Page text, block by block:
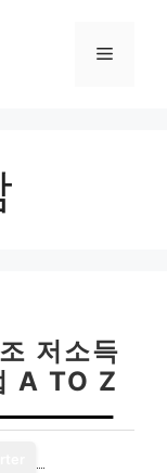
메
저소득
A TO Z